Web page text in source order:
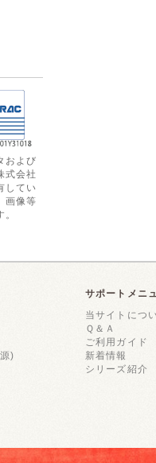
および
式会社
してい
画像等
)
サポートメニ
当サイトにつ
Ｑ＆Ａ
ご利用ガイド
新着情報
シリーズ紹介